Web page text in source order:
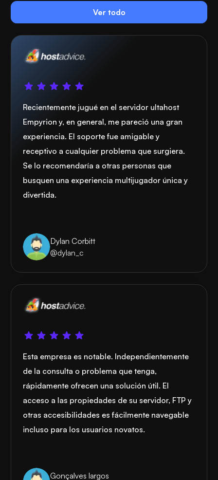
Ver todo
Recientemente jugué en el servidor ultahost
Empyrion y, en general, me pareció una gran
experiencia. El soporte fue amigable y
receptivo a cualquier problema que surgiera.
Se lo recomendaría a otras personas que
busquen una experiencia multijugador única y
divertida.
Dylan Corbitt
@dylan_c
Esta empresa es notable. Independientemente
de la consulta o problema que tenga,
rápidamente ofrecen una solución útil. El
acceso a las propiedades de su servidor, FTP y
otras accesibilidades es fácilmente navegable
incluso para los usuarios novatos.
Gonçalves largos